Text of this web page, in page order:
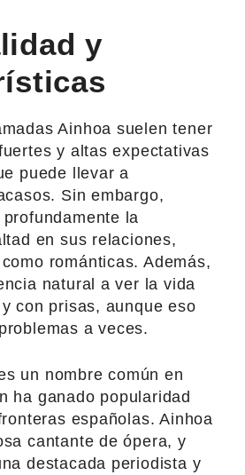
y
Ainhoa suelen tener
y altas expectativas
puede llevar a
Sin embargo,
la
en sus relaciones,
románticas. Además,
natural a ver la vida
con prisas, aunque eso
a veces.
un nombre común en
ha ganado popularidad
españolas. Ainhoa
cantante de ópera, y
destacada periodista y